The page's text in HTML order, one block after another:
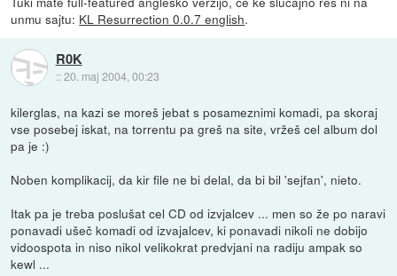
unmu sajtu: KL Resurrection 0.0.7 english.
R0K
::20. maj 2004, 00:23
kilerglas, na kazi se moreš jebat s posameznimi komadi, pa skoraj
vse posebej iskat, na torrentu pa greš na site, vržeš cel album dol
pa je :)
Noben komplikacij, da kir file ne bi delal, da bi bil 'sejfan', nieto.
Itak pa je treba poslušat cel CD od izvjalcev ... men so že po naravi
ponavadi ušeč komadi od izvajalcev, ki ponavadi nikoli ne dobijo
vidoospota in niso nikol velikokrat predvjani na radiju ampak so
kewl ...